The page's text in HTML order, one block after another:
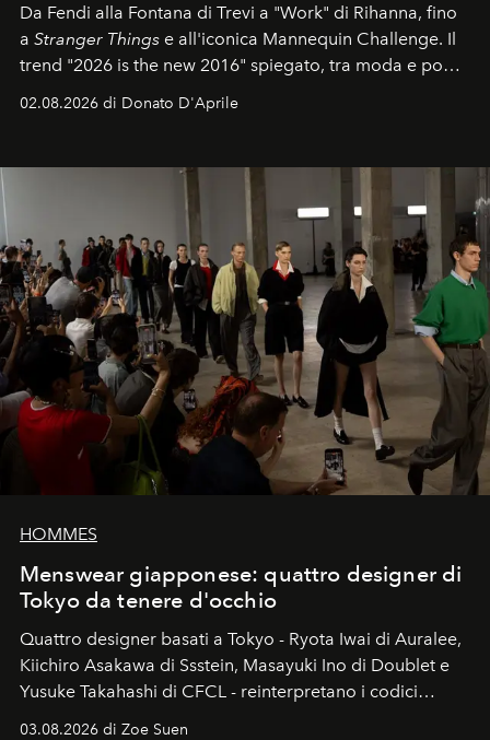
Da Fendi alla Fontana di Trevi a "Work" di Rihanna, fino
a Stranger Things e all'iconica Mannequin Challenge. Il
trend "2026 is the new 2016" spiegato, tra moda e pop
02.08.2026 di Donato D'Aprile
HOMMES
Menswear giapponese: quattro designer di
Tokyo da tenere d'occhio
Quattro designer basati a Tokyo - Ryota Iwai di Auralee,
Kiichiro Asakawa di Ssstein, Masayuki Ino di Doublet e
Yusuke Takahashi di CFCL - reinterpretano i codici
03.08.2026 di Zoe Suen